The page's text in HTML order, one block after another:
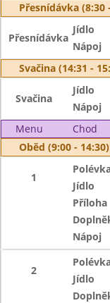
Přesnídávka (8:30
Přesnídávka
Jídlo
Nápoj
Svačina (14:31 -
Svačina
Jídlo
Nápoj
Menu
Chod
Oběd (9:00 - 14:30)
1
Jídlo
Příloha
Nápoj
2
Jídlo